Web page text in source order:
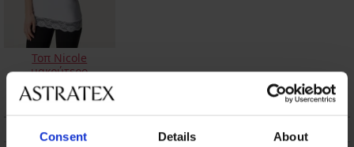
Consent Details About
Τοπ Nicole
μακρύτερο
5,40 €
ΠΕΡΙΓΡΑΦΗ